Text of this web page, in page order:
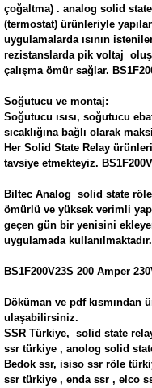
çoğaltma) . analog solid
(termostat) ürünleriyle
uygulamalarda ısının
rezistanslarda pik voltaj
çalışma ömür sağlar.
Soğutucu ve montaj:
Soğutucu ısısı, soğutucu
sıcaklığına bağlı olarak
Her Solid State Relay
tavsiye etmekteyiz.
Biltec Analog solid state
ömürlü ve yüksek verimli
geçen gün bir yenisini
uygulamada
BS1F200V23S 200 Amper
Döküman ve pdf kısmından
ulaşabilirsiniz.
SSR Türkiye, solid state
ssr türkiye , anolog solid
Bedok ssr, isiso ssr röle
ssr türkiye , enda ssr , elco